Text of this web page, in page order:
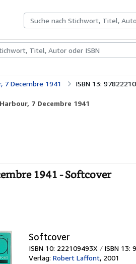
BücherKunst & Sammlerstücke
7 Decembre 1941 ISBN 13:
7 Decembre 1941
1941 - Softcover
Softcover
ISBN 10: 222109493X ISBN 13:
Verlag: Robert Laffont, 2001